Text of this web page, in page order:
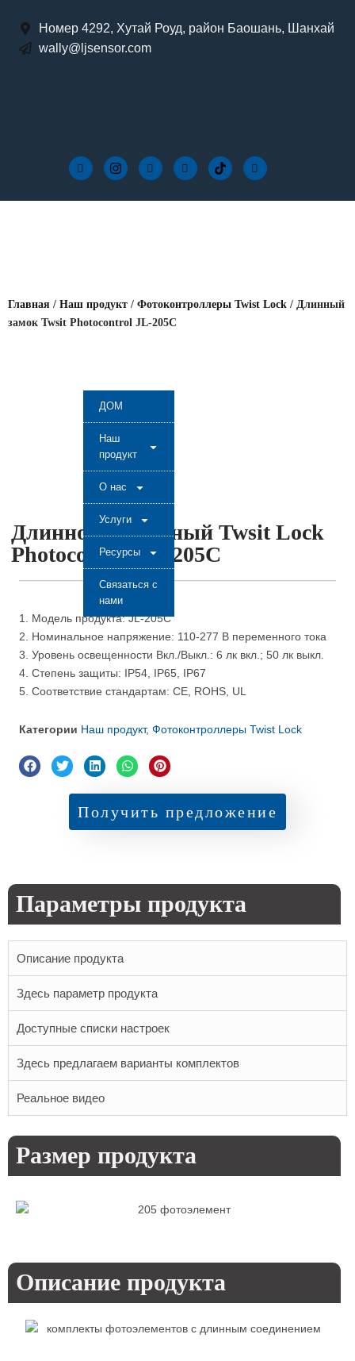
Номер 4292, Хутай Роуд, район Баошань, Шанхай
wally@ljsensor.com
ДОМ
Наш
продукт
О нас
Услуги
Ресурсы
Связаться с
нами
Главная / Наш продукт / Фотоконтроллеры Twist Lock / Длинный
замок Twsit Photocontrol JL-205C
Длинноконтактный Twsit Lock
Photocontrol JL-205C
1. Модель продукта: JL-205C
2. Номинальное напряжение: 110-277 В переменного тока
3. Уровень освещенности Вкл./Выкл.: 6 лк вкл.; 50 лк выкл.
4. Степень защиты: IP54, IP65, IP67
5. Соответствие стандартам: CE, ROHS, UL
Категории Наш продукт,Фотоконтроллеры Twist Lock
Получить предложение
Параметры продукта
Описание продукта
Здесь параметр продукта
Доступные списки настроек
Здесь предлагаем варианты комплектов
Реальное видео
Размер продукта
Описание продукта